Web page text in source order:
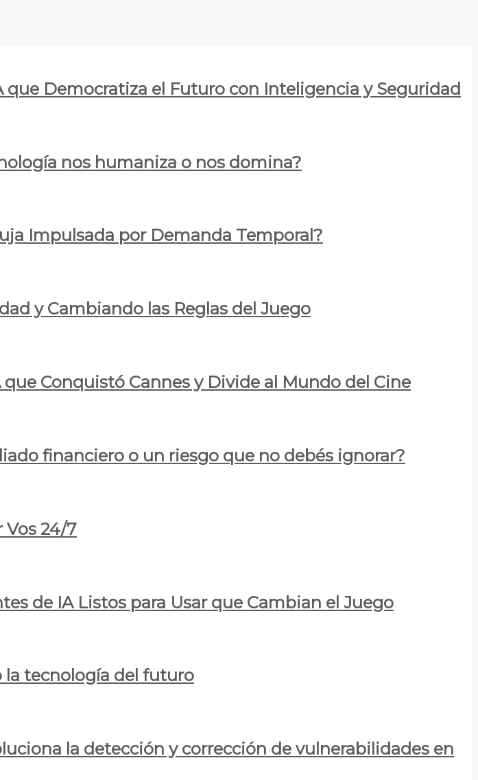
Democratiza el Futuro con Inteligencia y Seguridad
nos humaniza o nos domina?
Impulsada por Demanda Temporal?
y Cambiando las Reglas del Juego
Conquistó Cannes y Divide al Mundo del Cine
financiero o un riesgo que no debés ignorar?
Vos 24/7
de IA Listos para Usar que Cambian el Juego
la tecnología del futuro
la detección y corrección de vulnerabilidades en